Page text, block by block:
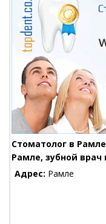
Стоматолог в
Рамле, зубной врач
Адрес: Рамле